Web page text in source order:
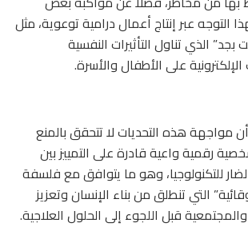
التوجه عبر إنتاج أعمال درامية توعوية، مثل
الذي تناول التأثيرات النفسية
الإلكترونية على الأطفال والأسرة.
مواجهة هذه التحديات لا تتحقق بالمنع
رقمية واعية قادرة على التمييز بين
للتكنولوجيا، وهو ما يتوافق مع فلسفة
التي تنطلق من بناء الإنسان وتعزيز
قبل اللجوء إلى الحلول العلاجية.